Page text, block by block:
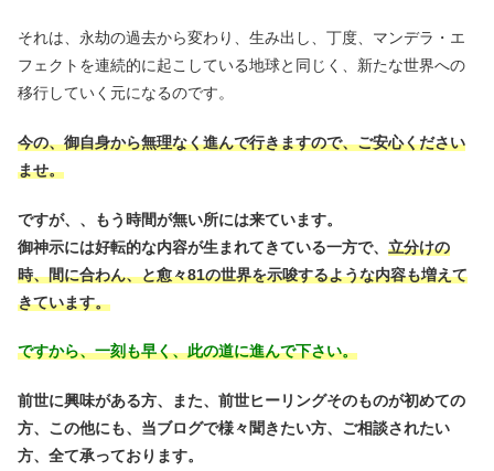
それは、永劫の過去から変わり、生み出し、丁度、マンデラ・エ
フェクトを連続的に起こしている地球と同じく、新たな世界への
移行していく元になるのです。
今の、御自身から無理なく進んで行きますので、ご安心ください
ませ。
ですが、、もう時間が無い所には来ています。
御神示には好転的な内容が生まれてきている一方で、 立分けの
時、間に合わん、と愈々81の世界を示唆するような内容も増えて
きています。
ですから、一刻も早く、此の道に進んで下さい。
前世に興味がある方、また、前世ヒーリングそのものが初めての
方、この他にも、当ブログで様々聞きたい方、ご相談されたい
方、全て承っております。